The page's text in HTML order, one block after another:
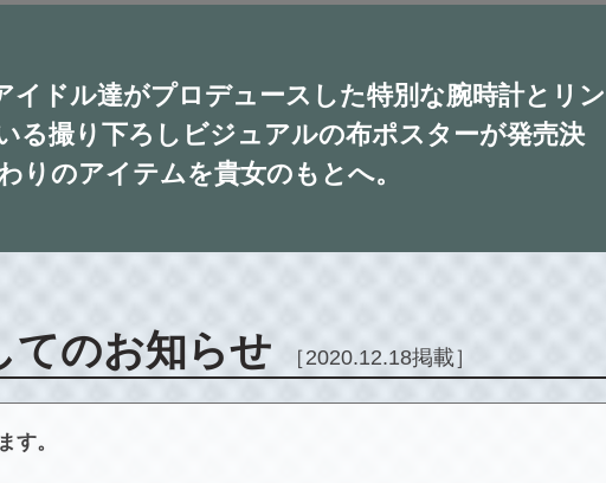
イドル達がプロデュースした特別な腕時計とリン
る撮り下ろしビジュアルの布ポスターが発売決
りのアイテムを貴女のもとへ。
てのお知らせ ［2020.12.18掲載］
す。